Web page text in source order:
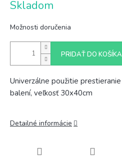
cena:
Skladom
Možnosti doručenia
PRIDAŤ DO KOŠÍKA
Univerzálne použitie prestieranie
balení, veľkosť 30x40cm
Detailné informácie